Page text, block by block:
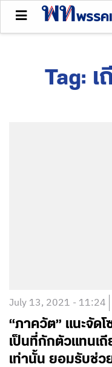
Tag: เ
July 13, 2021 - 11:24
“ภาควัต” แนะจัดโ
เป็นที่กักตัวแทนเ
เท่านั้น ยอมรับช่ว